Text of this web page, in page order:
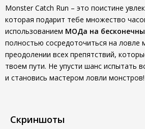
Monster Catch Run – это поистине
которая подарит тебе множество
использованием МОДа на
полностью сосредоточиться на ловле
преодолении всех препятствий,
твоем пути. Не упусти шанс испытать
и становись мастером ловли монстров!
Скриншоты